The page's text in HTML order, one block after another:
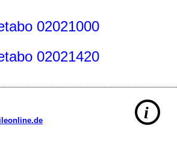
02021000
02021420
i